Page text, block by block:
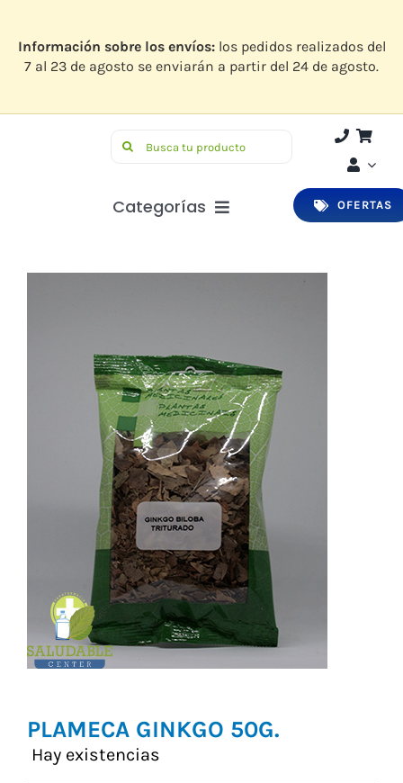
contenido
Información sobre los envíos:los pedidos realizados del
7 al 23 de agosto se enviarán a partir del 24 de agosto.
Buscar:
Categorías
Bucodental
Vitaminas y Suplementos
Alimentación
OFERTAS
PLAMECA GINKGO 50G.
Hay existencias